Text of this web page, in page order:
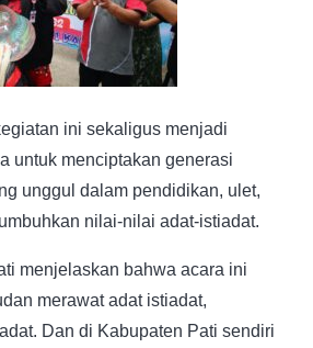
ini sekaligus menjadi
untuk menciptakan generasi
unggul dalam pendidikan, ulet,
nilai-nilai adat-istiadat.
menjelaskan bahwa acara ini
merawat adat istiadat,
Dan di Kabupaten Pati sendiri